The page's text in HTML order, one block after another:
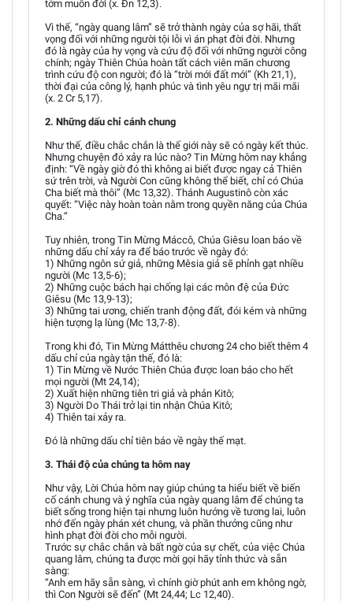
tởm muôn đời (x. Đn 12,3).
Vì thế, “ngày quang lâm” sẽ trở thành ngày của sợ hãi, thất
vọng đối với những người tội lỗi vì án phạt đời đời. Nhưng
đó là ngày của hy vọng và cứu độ đối với những người công
chính; ngày Thiên Chúa hoàn tất cách viên mãn chương
trình cứu độ con người; đó là “trời mới đất mới” (Kh 21,1),
thời đại của công lý, hạnh phúc và tình yêu ngự trị mãi mãi
(x. 2 Cr 5,17).
2. Những dấu chỉ cánh chung
Như thế, điều chắc chắn là thế giới này sẽ có ngày kết thúc.
Nhưng chuyện đó xảy ra lúc nào? Tin Mừng hôm nay khẳng
định: “Về ngày giờ đó thì không ai biết được ngay cả Thiên
sứ trên trời, và Người Con cũng không thể biết, chỉ có Chúa
Cha biết mà thôi” (Mc 13,32). Thánh Augustinô còn xác
quyết: “Việc này hoàn toàn nằm trong quyền năng của Chúa
Cha.”
Tuy nhiên, trong Tin Mừng Máccô, Chúa Giêsu loan báo về
những dấu chỉ xảy ra để báo trước về ngày đó:
1) Những ngôn sứ giả, những Mêsia giả sẽ phỉnh gạt nhiều
người (Mc 13,5-6);
2) Những cuộc bách hại chống lại các môn đệ của Đức
Giêsu (Mc 13,9-13);
3) Những tai ương, chiến tranh động đất, đói kém và những
hiện tượng lạ lùng (Mc 13,7-8).
Trong khi đó, Tin Mừng Mátthêu chương 24 cho biết thêm 4
dấu chỉ của ngày tận thế, đó là:
1) Tin Mừng về Nước Thiên Chúa được loan báo cho hết
mọi người (Mt 24,14);
2) Xuất hiện những tiên tri giả và phản Kitô;
3) Người Do Thái trở lại tin nhận Chúa Kitô;
4) Thiên tai xảy ra.
Đó là những dấu chỉ tiên báo về ngày thế mạt.
3. Thái độ của chúng ta hôm nay
Như vậy, Lời Chúa hôm nay giúp chúng ta hiểu biết về biến
cố cánh chung và ý nghĩa của ngày quang lâm để chúng ta
biết sống trong hiện tại nhưng luôn hướng về tương lai, luôn
nhớ đến ngày phán xét chung, và phần thưởng cũng như
hình phạt đời đời cho mỗi người.
Trước sự chắc chắn và bất ngờ của sự chết, của việc Chúa
quang lâm, chúng ta được mời gọi hãy tỉnh thức và sẵn
sàng:
“Anh em hãy sẵn sàng, vì chính giờ phút anh em không ngờ,
thì Con Người sẽ đến” (Mt 24,44; Lc 12,40).